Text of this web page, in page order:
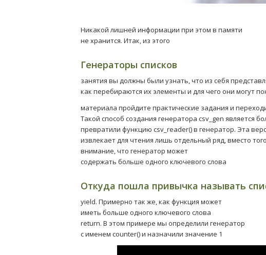
Никакой лишней информации при этом в памяти
не хранится. Итак, из этого
Генераторы списков
занятия вы должны были узнать, что из себя
как перебираются их элементы и для чего они могут
материала пройдите практические задания и
Такой способ создания генератора csv_gen является
превратили функцию csv_reader() в генератор. Эта
извлекает для чтения лишь отдельный ряд, вместо
внимание, что генератор может
содержать больше одного ключевого слова
Откуда пошла привычка называть
yield. Примерно так же, как функция может
иметь больше одного ключевого слова
return. В этом примере мы определили генератор
с именем counter() и назначили значение 1